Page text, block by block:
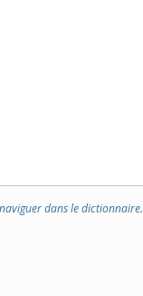
dans le dictionnaire.